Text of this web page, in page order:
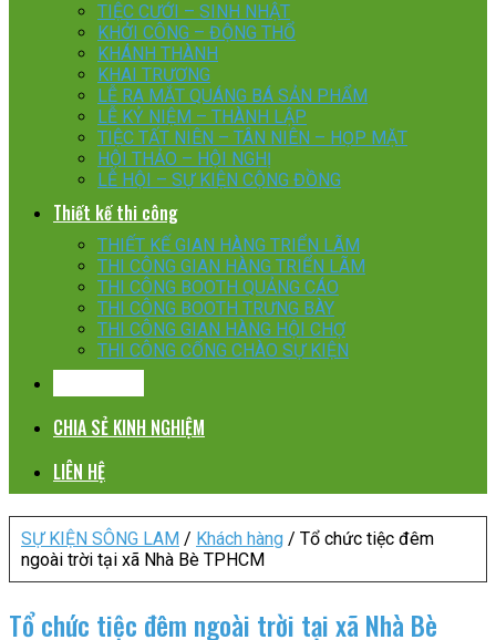
TIỆC CƯỚI – SINH NHẬT
KHỞI CÔNG – ĐỘNG THỔ
KHÁNH THÀNH
KHAI TRƯƠNG
LỄ RA MẮT QUÁNG BÁ SẢN PHẨM
LỄ KỶ NIỆM – THÀNH LẬP
TIỆC TẤT NIÊN – TÂN NIÊN – HỌP MẶT
HỘI THẢO – HỘI NGHỊ
LỄ HỘI – SỰ KIỆN CỘNG ĐỒNG
Thiết kế thi công
THIẾT KẾ GIAN HÀNG TRIỂN LÃM
THI CÔNG GIAN HÀNG TRIỂN LÃM
THI CÔNG BOOTH QUẢNG CÁO
THI CÔNG BOOTH TRƯNG BÀY
THI CÔNG GIAN HÀNG HỘI CHỢ
THI CÔNG CỔNG CHÀO SỰ KIỆN
CHIA SẺ KINH NGHIỆM
LIÊN HỆ
SỰ KIỆN SÔNG LAM / Khách hàng / Tổ chức tiệc đêm
ngoài trời tại xã Nhà Bè TPHCM
Tổ chức tiệc đêm ngoài trời tại xã Nhà Bè